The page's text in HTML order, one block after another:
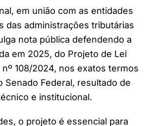
em união com as entidades
das administrações tributárias
nota pública defendendo a
em 2025, do Projeto de Lei
108/2024, nos exatos termos
Senado Federal, resultado de
e institucional.
o projeto é essencial para